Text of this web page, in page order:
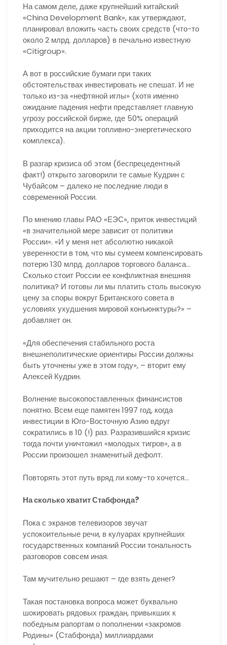
На самом деле, даже крупнейший китайский
«China Development Bank», как утверждают,
планировал вложить часть своих средств (что-то
около 2 млрд. долларов) в печально известную
«Citigroup».
А вот в российские бумаги при таких
обстоятельствах инвестировать не спешат. И не
только из-за «нефтяной иглы» (хотя именно
ожидание падения нефти представляет главную
угрозу российской бирже, где 50% операций
приходится на акции топливно-энергетического
комплекса).
В разгар кризиса об этом (беспрецедентный
факт!) открыто заговорили те самые Кудрин с
Чубайсом – далеко не последние люди в
современной России.
По мнению главы РАО «ЕЭС», приток инвестиций
«в значительной мере зависит от политики
России». «И у меня нет абсолютно никакой
уверенности в том, что мы сумеем компенсировать
потерю 130 млрд. долларов торгового баланса…
Сколько стоит России ее конфликтная внешняя
политика? И готовы ли мы платить столь высокую
цену за споры вокруг Британского совета в
условиях ухудшения мировой конъюнктуры?» –
добавляет он.
«Для обеспечения стабильного роста
внешнеполитические ориентиры России должны
быть уточнены уже в этом году», – вторит ему
Алексей Кудрин.
Волнение высокопоставленных финансистов
понятно. Всем еще памятен 1997 год, когда
инвестиции в Юго-Восточную Азию вдруг
сократились в 10 (!) раз. Разразившийся кризис
тогда почти уничтожил «молодых тигров», а в
России произошел знаменитый дефолт.
Повторять этот путь вряд ли кому-то хочется…
На сколько хватит Стабфонда?
Пока с экранов телевизоров звучат
успокоительные речи, в кулуарах крупнейших
государственных компаний России тональность
разговоров совсем иная.
Там мучительно решают – где взять денег?
Такая постановка вопроса может буквально
шокировать рядовых граждан, привыкших к
победным рапортам о пополнении «закромов
Родины» (Стабфонда) миллиардами